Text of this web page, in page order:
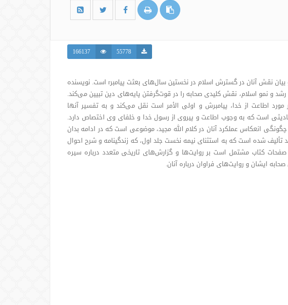
55778
166137
شرح حال صحابه گرامی پیامبر اکرم و بیان نقش آنان در گسترش اسلام در نخستین سال‌های بعثت پیامبرr است. نویسنده
رشد و نمو اسلام، نقش کلیدی صحابه را در قوت‌گرفتن پایه‌های دین تبیین می‌کند.
اطاعت از خدا، پیامبرش و اولی الأمر است نقل می‌کند و به تفسیر آنها
است که به وجوب اطاعت و پیروی از رسول خدا و خلفای وی اختصاص دارد.
چگونگی انعکاس عملکرد آنان در کلام الله مجید، موضوعی است که در ادامه بدان
شده است که به استثنای نیمه نخست جلد اول، که زندگینامه و شرح احوال
کتاب مشتمل است بر روایت‌ها و گزارش‌های تاریخی متعدد درباره سیره